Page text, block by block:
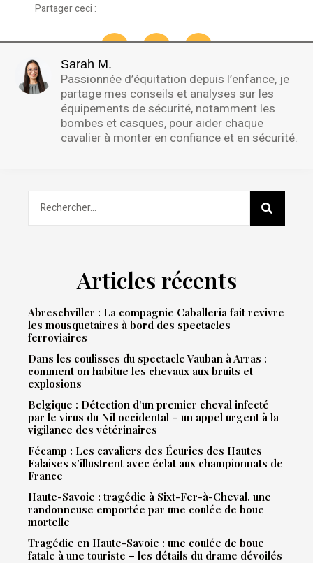
Partager ceci :
Sarah M.
Passionnée d’équitation depuis l’enfance, je
partage mes conseils et analyses sur les
équipements de sécurité, notamment les
bombes et casques, pour aider chaque
cavalier à monter en confiance et en sécurité.
Articles récents
Abreschviller : La compagnie Caballeria fait revivre
les mousquetaires à bord des spectacles
ferroviaires
Dans les coulisses du spectacle Vauban à Arras :
comment on habitue les chevaux aux bruits et
explosions
Belgique : Détection d’un premier cheval infecté
par le virus du Nil occidental – un appel urgent à la
vigilance des vétérinaires
Fécamp : Les cavaliers des Écuries des Hautes
Falaises s’illustrent avec éclat aux championnats de
France
Haute-Savoie : tragédie à Sixt-Fer-à-Cheval, une
randonneuse emportée par une coulée de boue
mortelle
Tragédie en Haute-Savoie : une coulée de boue
fatale à une touriste – les détails du drame dévoilés